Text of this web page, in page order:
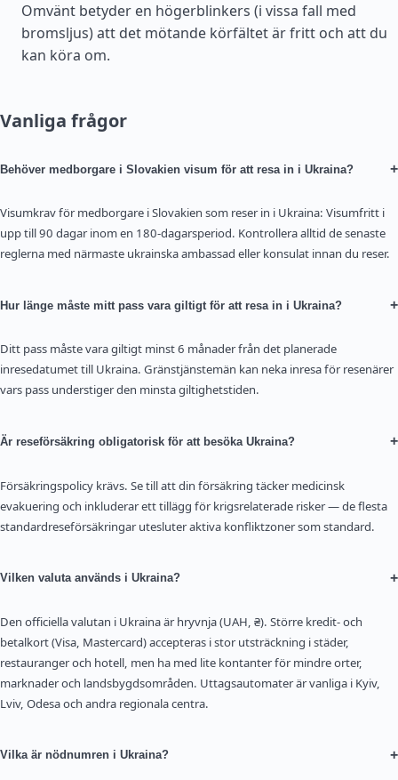
Omvänt betyder en högerblinkers (i vissa fall med
bromsljus) att det mötande körfältet är fritt och att du
kan köra om.
Vanliga frågor
Behöver medborgare i Slovakien visum för att resa in i Ukraina? +
Visumkrav för medborgare i Slovakien som reser in i Ukraina: Visumfritt i
upp till 90 dagar inom en 180-dagarsperiod. Kontrollera alltid de senaste
reglerna med närmaste ukrainska ambassad eller konsulat innan du reser.
Hur länge måste mitt pass vara giltigt för att resa in i Ukraina? +
Ditt pass måste vara giltigt minst 6 månader från det planerade
inresedatumet till Ukraina. Gränstjänstemän kan neka inresa för resenärer
vars pass understiger den minsta giltighetstiden.
Är reseförsäkring obligatorisk för att besöka Ukraina? +
Försäkringspolicy krävs. Se till att din försäkring täcker medicinsk
evakuering och inkluderar ett tillägg för krigsrelaterade risker — de flesta
standardreseförsäkringar utesluter aktiva konfliktzoner som standard.
Vilken valuta används i Ukraina? +
Den officiella valutan i Ukraina är hryvnja (UAH, ₴). Större kredit- och
betalkort (Visa, Mastercard) accepteras i stor utsträckning i städer,
restauranger och hotell, men ha med lite kontanter för mindre orter,
marknader och landsbygdsområden. Uttagsautomater är vanliga i Kyiv,
Lviv, Odesa och andra regionala centra.
Vilka är nödnumren i Ukraina? +